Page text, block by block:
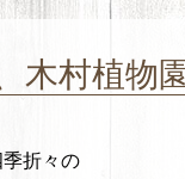
木村植物
折々の